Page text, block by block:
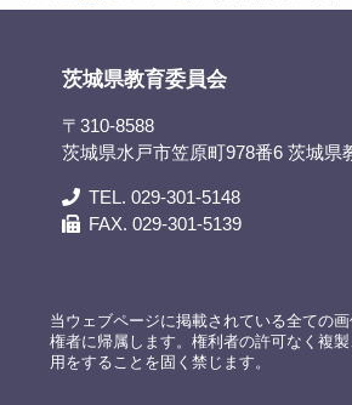
茨城県教育委員会
〒310-8588
茨城県水戸市笠原町978番6 茨城県
TEL. 029-301-5148
FAX. 029-301-5139
当ウェブページに掲載されている全ての
権者に帰属します。権利者の許可なく複
用をすることを固く禁じます。